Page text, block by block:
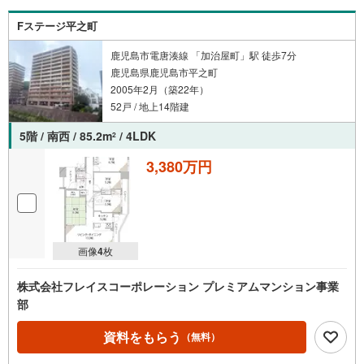
Fステージ平之町
鹿児島市電唐湊線 「加治屋町」駅 徒歩7分
鹿児島県鹿児島市平之町
2005年2月（築22年）
52戸 / 地上14階建
5階 / 南西 / 85.2m2 / 4LDK
画像4枚
3,380万円
株式会社フレイスコーポレーション プレミアムマンション事業
部
資料をもらう （無料）